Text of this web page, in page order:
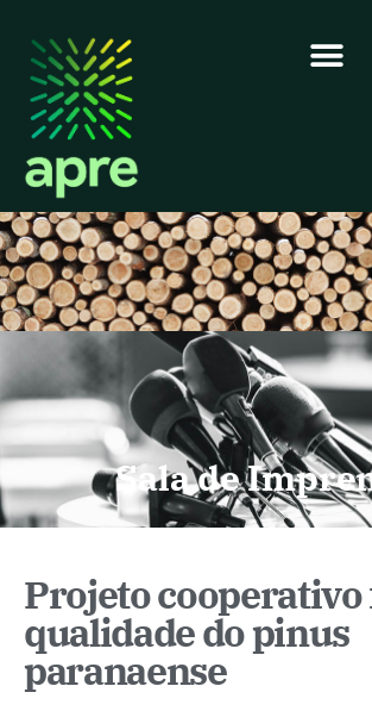
Sala de
Projeto cooperativo
qualidade do pinus
paranaense